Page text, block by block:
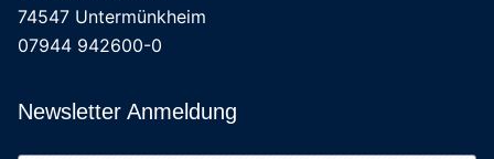
74547 Untermünkheim
07944 942600-0
Newsletter Anmeldung